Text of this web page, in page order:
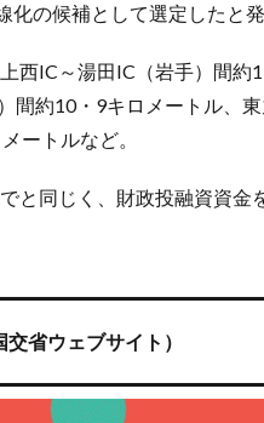
の候補として選定したと発
西IC～湯田IC（岩手）間
間約10・9キロメートル、
ートルなど。
と同じく、財政投融資資金
省ウェブサイト）